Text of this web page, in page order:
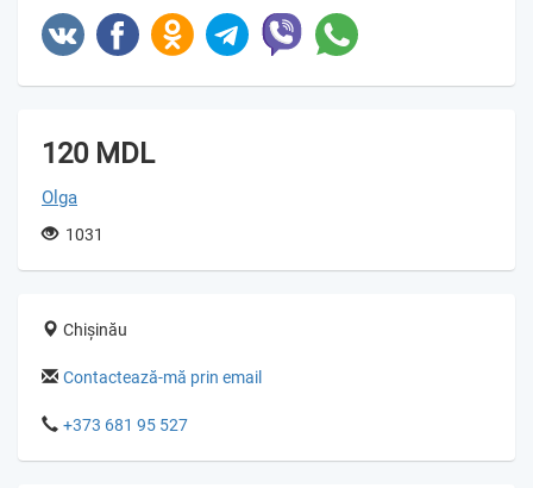
120 MDL
Olga
1031
Chișinău
Contactează-mă prin email
+373 681 95 527